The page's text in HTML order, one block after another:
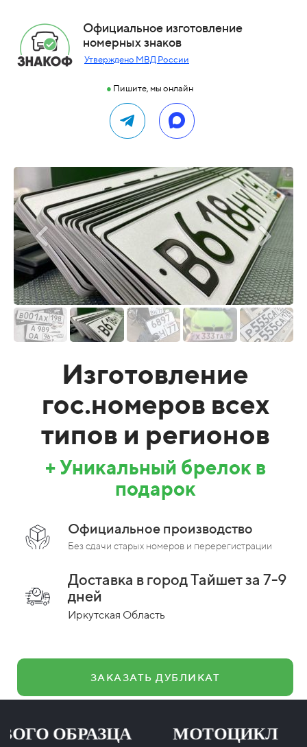
Официальное изготовление
номерных знаков
Утверждено МВД России
● Пишите, мы онлайн
Изготовление
гос.номеров всех
типов и регионов
+ Уникальный брелок в
подарок
Официальное производство
Без сдачи старых номеров и перерегистрации
Доставка в город Тайшет за 7-9
дней
Иркутская Область
ЗАКАЗАТЬ ДУБЛИКАТ
ОБРАЗЦА МОТОЦИКЛ